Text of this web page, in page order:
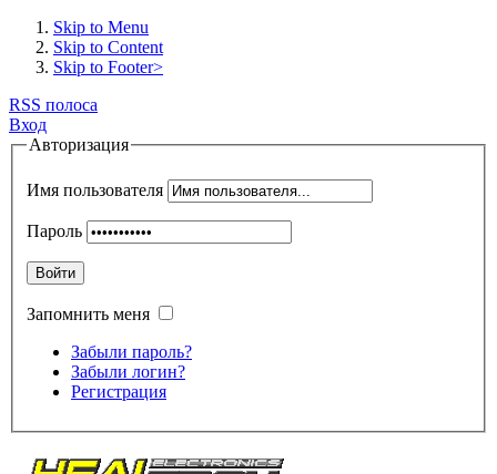
Skip to Menu
Skip to Content
Skip to Footer>
RSS полоса
Вход
Авторизация
Имя пользователя
Пароль
Войти
Запомнить меня
Забыли пароль?
Забыли логин?
Регистрация